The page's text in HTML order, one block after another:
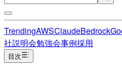
TrendingAWSClaudeBedrock
社説明会勉強会事例採用
目次